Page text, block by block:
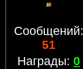
Сообщений:
51
Награды: 0